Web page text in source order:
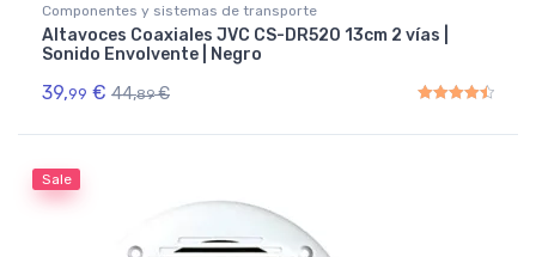
Componentes y sistemas de transporte
Altavoces Coaxiales JVC CS-DR520 13cm 2 vías |
Sonido Envolvente | Negro
39,99 € 44,89 €
Sale